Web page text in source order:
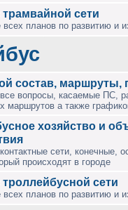
трамвайной сети
планов по развитию и
состав, маршруты,
вопросы, касаемые ПС,
маршрутов а также
хозяйство и
сети, конечные,
происходят в городе
троллейбусной сети
планов по развитию и